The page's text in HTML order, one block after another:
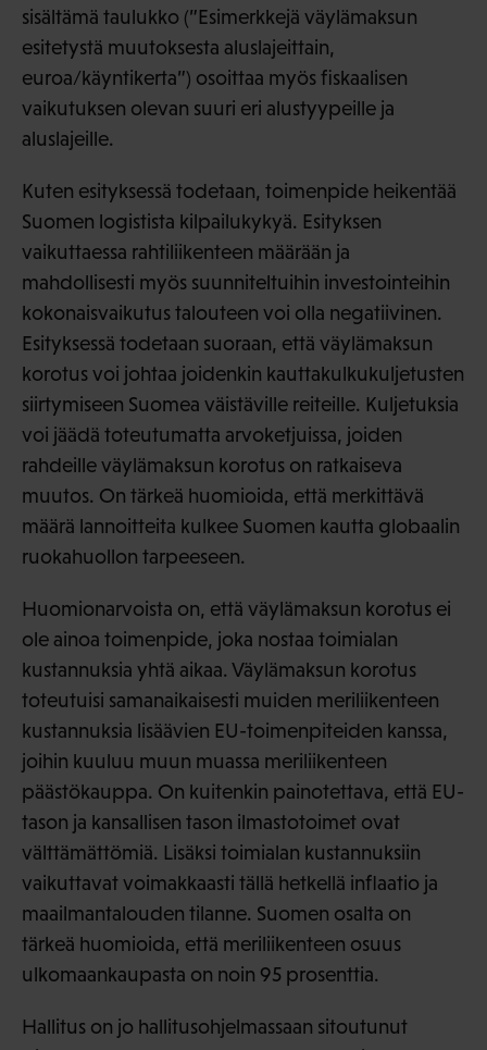
sisältämä taulukko (”Esimerkkejä väylämaksun
esitetystä muutoksesta aluslajeittain,
euroa/käyntikerta”) osoittaa myös fiskaalisen
vaikutuksen olevan suuri eri alustyypeille ja
aluslajeille.
Kuten esityksessä todetaan, toimenpide heikentää
Suomen logistista kilpailukykyä. Esityksen
vaikuttaessa rahtiliikenteen määrään ja
mahdollisesti myös suunniteltuihin investointeihin
kokonaisvaikutus talouteen voi olla negatiivinen.
Esityksessä todetaan suoraan, että väylämaksun
korotus voi johtaa joidenkin kauttakulkukuljetusten
siirtymiseen Suomea väistäville reiteille. Kuljetuksia
voi jäädä toteutumatta arvoketjuissa, joiden
rahdeille väylämaksun korotus on ratkaiseva
muutos. On tärkeä huomioida, että merkittävä
määrä lannoitteita kulkee Suomen kautta globaalin
ruokahuollon tarpeeseen.
Huomionarvoista on, että väylämaksun korotus ei
ole ainoa toimenpide, joka nostaa toimialan
kustannuksia yhtä aikaa. Väylämaksun korotus
toteutuisi samanaikaisesti muiden meriliikenteen
kustannuksia lisäävien EU-toimenpiteiden kanssa,
joihin kuuluu muun muassa meriliikenteen
päästökauppa. On kuitenkin painotettava, että EU-
tason ja kansallisen tason ilmastotoimet ovat
välttämättömiä. Lisäksi toimialan kustannuksiin
vaikuttavat voimakkaasti tällä hetkellä inflaatio ja
maailmantalouden tilanne. Suomen osalta on
tärkeä huomioida, että meriliikenteen osuus
ulkomaankaupasta on noin 95 prosenttia.
Hallitus on jo hallitusohjelmassaan sitoutunut